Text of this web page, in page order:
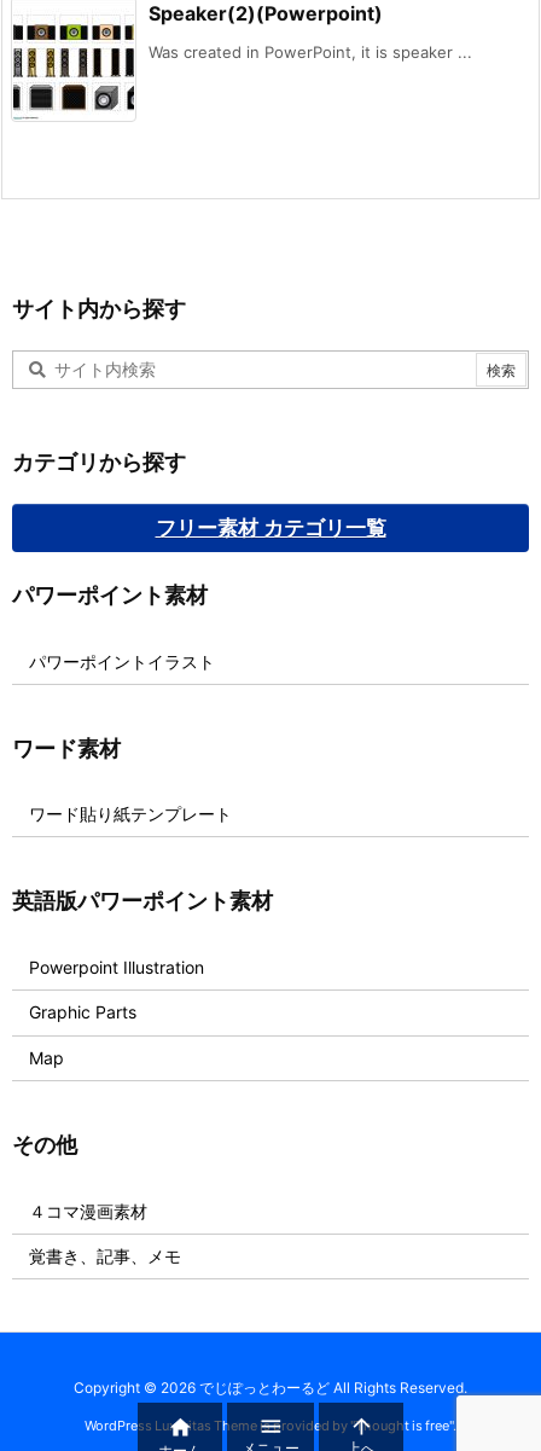
Speaker(2)(Powerpoint)
Was created in PowerPoint, it is speaker ...
サイト内から探す
カテゴリから探す
フリー素材 カテゴリ一覧
パワーポイント素材
パワーポイントイラスト
ワード素材
ワード貼り紙テンプレート
英語版パワーポイント素材
Powerpoint Illustration
Graphic Parts
Map
その他
４コマ漫画素材
覚書き、記事、メモ
Copyright © 2026 でじぽっとわーるど All Rights Reserved.
WordPress Luxeritas Theme is provided by "Thought is free".
 
メニュー

上へ